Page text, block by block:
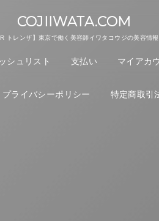
COJIIWATA.COM
トレンザ】東京で働く美容師イワタコウジの美容情
シュリスト 支払い マイアカ
プライバシーポリシー 特定商取引